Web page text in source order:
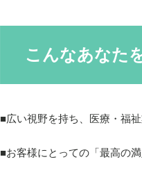
こんなあなた
■広い視野を持ち、医療・福
■お客様にとっての「最高の